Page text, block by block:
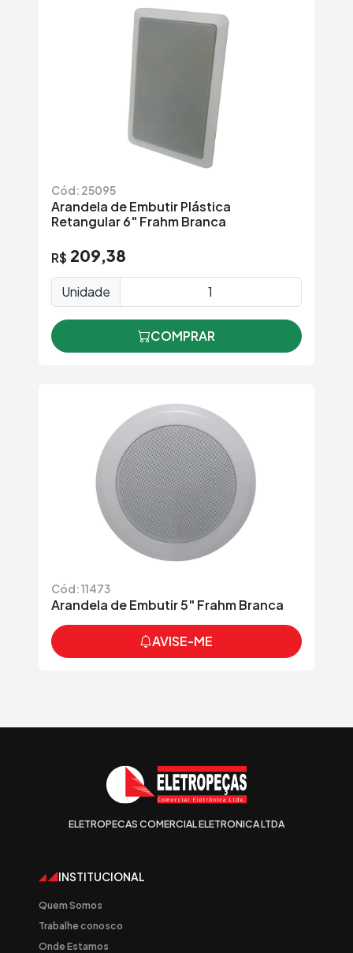
Cód: 25095
Arandela de Embutir Plástica
Retangular 6" Frahm Branca
R$ 209,38
Unidade
COMPRAR
Cód: 11473
Arandela de Embutir 5" Frahm Branca
AVISE-ME
ELETROPECAS COMERCIAL ELETRONICA LTDA
INSTITUCIONAL
Quem Somos
Trabalhe conosco
Onde Estamos